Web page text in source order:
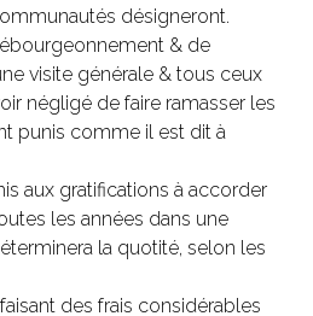
désigneront.
& de
visite générale & tous ceux
négligé de faire ramasser les
punis comme il est dit à
aux gratifications à accorder
les années dans une
la quotité, selon les
des frais considérables